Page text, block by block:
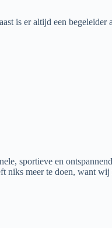
is er altijd een begeleider
sportieve en
niks meer te doen, want